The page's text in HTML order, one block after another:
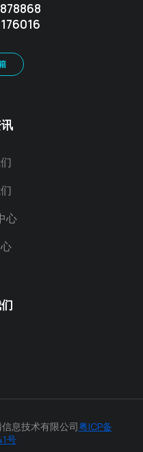
心
息技术有限公司粤ICP备
号